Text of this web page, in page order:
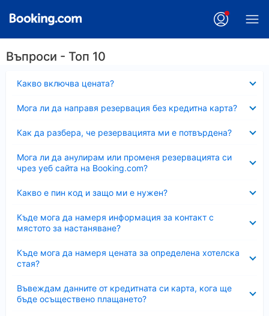
Въпроси - Топ 10
Какво включва цената?
Мога ли да направя резервация без кредитна карта?
Как да разбера, че резервацията ми е потвърдена?
Мога ли да анулирам или променя резервацията си
чрез уеб сайта на Booking.com?
Какво е пин код и защо ми е нужен?
Къде мога да намеря информация за контакт с
мястото за настаняване?
Къде мога да намеря цената за определена хотелска
стая?
Въвеждам данните от кредитната си карта, кога ще
бъде осъществено плащането?